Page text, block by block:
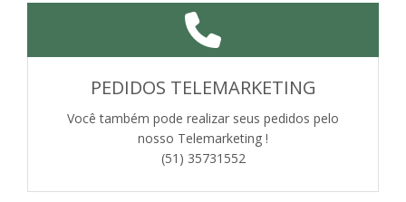
PEDIDOS TELEMARKETING
Você também pode realizar seus pedidos pelo
nosso Telemarketing !
(51) 35731552